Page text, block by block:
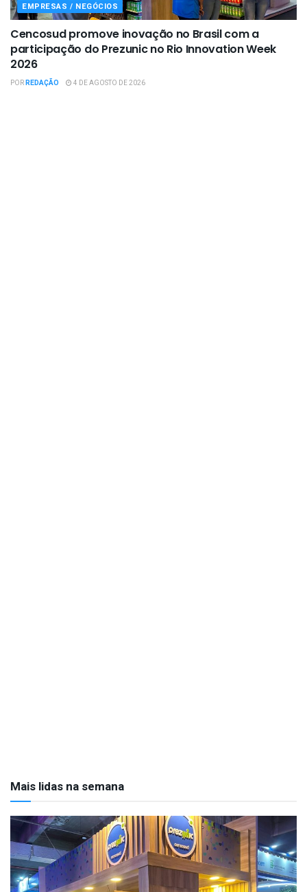
EMPRESAS / NEGÓCIOS
Cencosud promove inovação no Brasil com a
participação do Prezunic no Rio Innovation Week
2026
PORREDAÇÃO 4 DE AGOSTO DE 2026
Mais lidas na semana